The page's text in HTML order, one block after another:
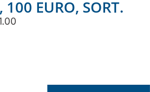
EURO, SORT.